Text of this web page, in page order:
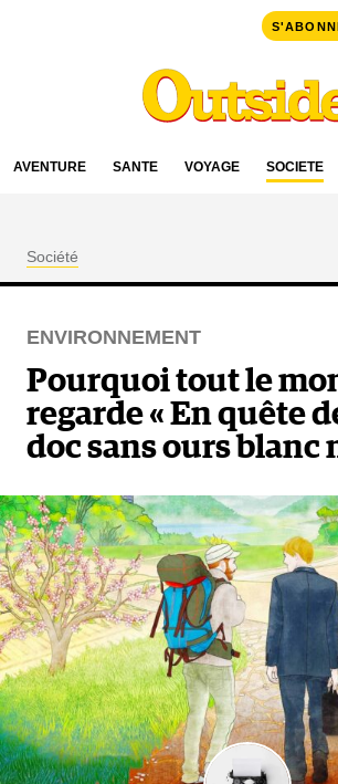
AVENTURE SANTÉ VOYAGE SOCIÉTÉ
Société
ENVIRONNEMENT
Pourquoi tout le
regarde « En quête
doc sans ours blanc